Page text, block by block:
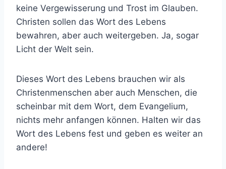
keine Vergewisserung und Trost im Glauben.
Christen sollen das Wort des Lebens
bewahren, aber auch weitergeben. Ja, sogar
Licht der Welt sein.
Dieses Wort des Lebens brauchen wir als
Christenmenschen aber auch Menschen, die
scheinbar mit dem Wort, dem Evangelium,
nichts mehr anfangen können. Halten wir das
Wort des Lebens fest und geben es weiter an
andere!